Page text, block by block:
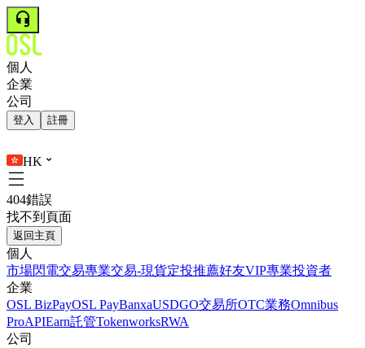
個人
企業
公司
登入 註冊
HK
404錯誤
找不到頁面
返回主頁
個人
市場閃電交易專業交易-現貨定投推薦好友VIP專業投資者
企業
OSL BizPayOSL PayBanxaUSDGO交易所OTC業務Omnibus
ProAPIEarn託管TokenworksRWA
公司